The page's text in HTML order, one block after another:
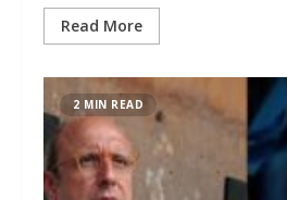
Read More
2 MIN READ